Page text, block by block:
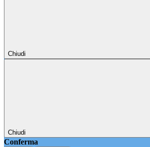
Chiudi
Chiudi
Conferma